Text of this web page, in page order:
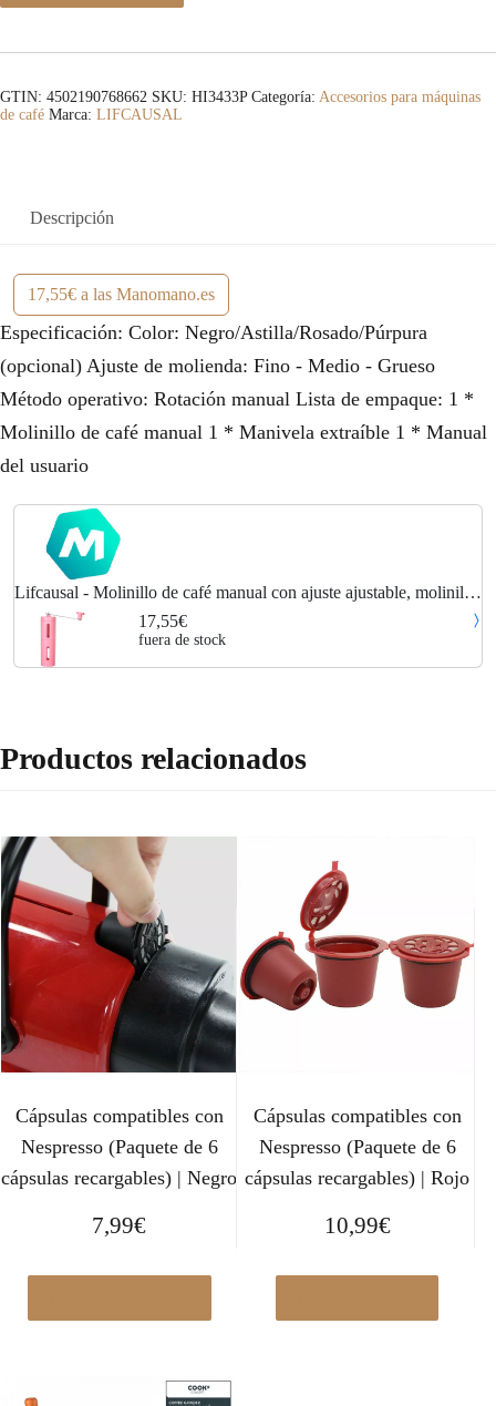
GTIN: 4502190768662 SKU: HI3433P Categoría: Accesorios para máquinas
de café Marca: LIFCAUSAL
Descripción
17,55€ a las Manomano.es
Especificación: Color: Negro/Astilla/Rosado/Púrpura
(opcional) Ajuste de molienda: Fino - Medio - Grueso
Método operativo: Rotación manual Lista de empaque: 1 *
Molinillo de café manual 1 * Manivela extraíble 1 * Manual
del usuario
Lifcausal - Molinillo de café manual con ajuste ajustable, molinillo
de cerámica cónico portátil, herramienta de cocina, color rosa
17,55€
fuera de stock
Productos relacionados
Cápsulas compatibles con
Nespresso (Paquete de 6
cápsulas recargables) | Negro
7,99€
Cápsulas compatibles con
Nespresso (Paquete de 6
cápsulas recargables) | Rojo
10,99€